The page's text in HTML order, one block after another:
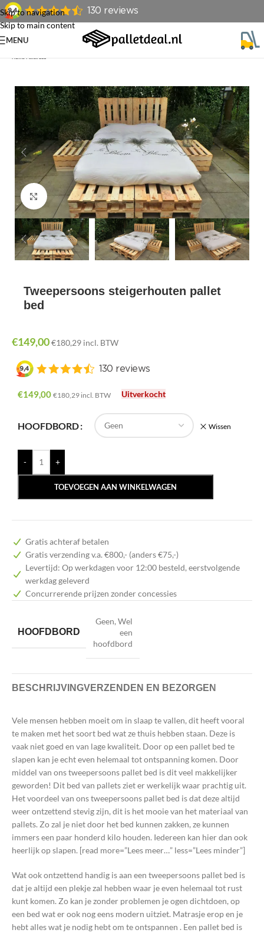
Skip to navigation
Skip to main content
MENU
Home/ Pallet bed
Klik om te vergroten
Tweepersoons steigerhouten pallet
bed
€149,00€180,29 incl. BTW
€149,00 €180,29 incl. BTW Uitverkocht
HOOFDBORD Wissen
- +
TOEVOEGEN AAN WINKELWAGEN
Gratis achteraf betalen
Gratis verzending v.a. €800,- (anders €75,-)
Levertijd: Op werkdagen voor 12:00 besteld, eerstvolgende
werkdag geleverd
Concurrerende prijzen zonder concessies
HOOFDBORD
Geen, Wel
een
hoofdbord
BESCHRIJVINGVERZENDEN EN BEZORGEN
Vele mensen hebben moeit om in slaap te vallen, dit heeft vooral
te maken met het soort bed wat ze thuis hebben staan. Deze is
vaak niet goed en van lage kwaliteit. Door op een pallet bed te
slapen kan je echt even helemaal tot ontspanning komen. Door
middel van ons tweepersoons pallet bed is dit veel makkelijker
geworden! Dit bed van pallets ziet er werkelijk waar prachtig uit.
Het voordeel van ons tweepersoons pallet bed is dat deze altijd
weer ontzettend stevig zijn, dit is het mooie van het materiaal van
pallets. Zo zal je niet door het bed kunnen zakken, ze kunnen
immers een paar honderd kilo houden. Iedereen kan hier dan ook
heerlijk op slapen. [read more=”Lees meer…” less=”Lees minder”]
Wat ook ontzettend handig is aan een tweepersoons pallet bed is
dat je altijd een plekje zal hebben waar je even helemaal tot rust
kunt komen. Zo kan je zonder problemen je ogen dichtdoen, op
een bed wat er ook nog eens modern uitziet. Matrasje erop en je
hebt alles wat je nodig hebt om te ontspannen . Een pallet bed is